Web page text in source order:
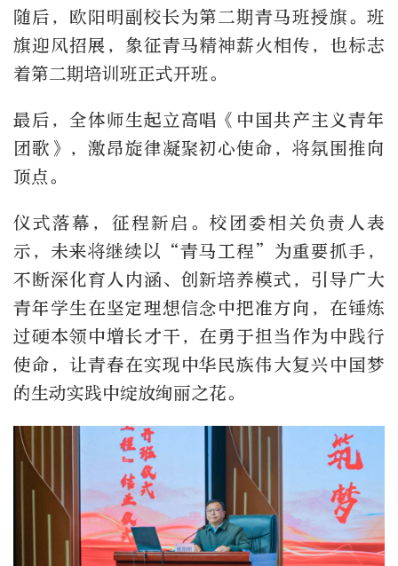
随后，欧阳明副校长为第二期青马班授旗。班
旗迎风招展，象征青马精神薪火相传，也标志
着第二期培训班正式开班。
最后，全体师生起立高唱《中国共产主义青年
团歌》，激昂旋律凝聚初心使命，将氛围推向
顶点。
仪式落幕，征程新启。校团委相关负责人表
示，未来将继续以“青马工程”为重要抓手，
不断深化育人内涵、创新培养模式，引导广大
青年学生在坚定理想信念中把准方向，在锤炼
过硬本领中增长才干，在勇于担当作为中践行
使命，让青春在实现中华民族伟大复兴中国梦
的生动实践中绽放绚丽之花。